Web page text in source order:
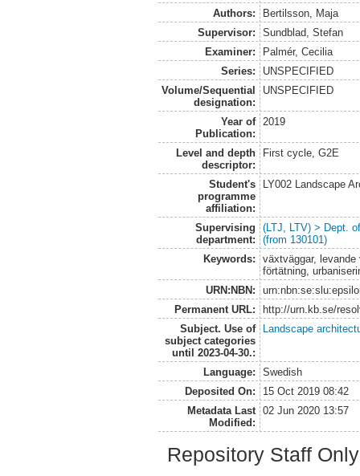
Authors:
Bertilsson, Maja
Supervisor:
Sundblad, Stefan
Examiner:
Palmér, Cecilia
Series:
UNSPECIFIED
Volume/Sequential
designation:
UNSPECIFIED
Year of
Publication:
2019
Level and depth
descriptor:
First cycle, G2E
Student's
programme
affiliation:
LY002 Landscape
Supervising
department:
(LTJ, LTV) > Dept.
(from 130101)
Keywords:
växtväggar, levande
förtätning,
URN:NBN:
Permanent URL:
http://urn.kb.se/
Subject. Use of
subject categories
until 2023-04-30.:
Landscape
Language:
Swedish
Deposited On:
15 Oct 2019 08:42
Metadata Last
Modified:
02 Jun 2020 13:57
Repository Staff